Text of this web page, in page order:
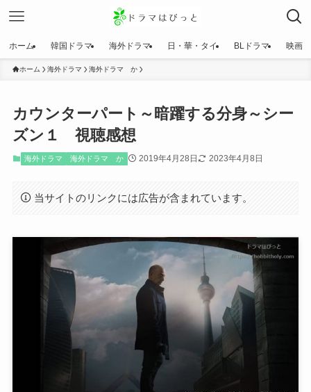
ホーム 韓国ドラマ 海外ドラマ 日・華・タイ BLドラマ 映画
ホーム 海外ドラマ 海外ドラマ か
カウンターパート～暗躍する分身～シー
ズン１ 視聴感想
海外ドラマ 海外ドラマ か 2019年4月28日 2023年4月8日
当サイトのリンクには広告が含まれています。